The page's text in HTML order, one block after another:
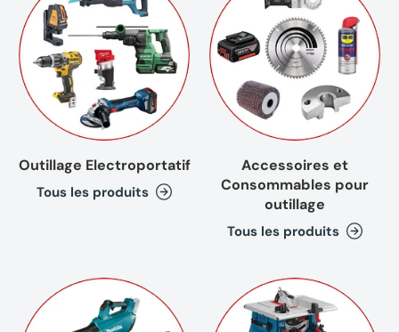
Outillage Electroportatif
Tous les produits
Accessoires et
Consommables pour
outillage
Tous les produits